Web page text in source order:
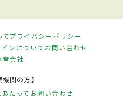
てプライバシーポリシー
ンについてお問い合わせ
営会社
機関の方】
たって お問い合わせ